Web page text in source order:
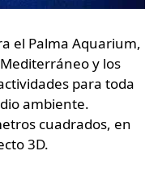
el Palma Aquarium,
y los
para toda
ambiente.
cuadrados, en
3D.